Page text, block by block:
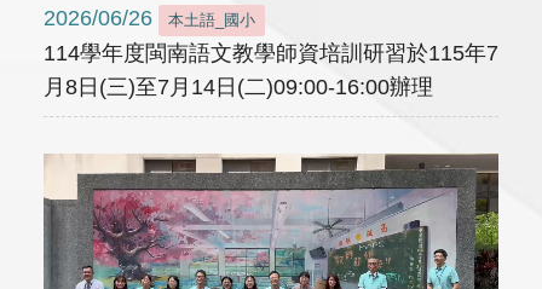
2026/06/26 本土語_國小
114學年度閩南語文教學師資培訓研習於115年7
月8日(三)至7月14日(二)09:00-16:00辦理